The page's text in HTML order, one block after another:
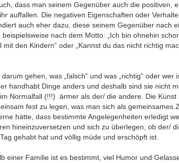
dass man seinem Gegenüber auch die positiven,
auffallen. Die negativen Eigenschaften oder
auch eher dazu, diese seinem Gegenüber nach
nach dem Motto: „Ich bin ohnehin
den Kindern“ oder „Kannst du das nicht richtig
gehen, was „falsch“ und was „richtig“ oder wer
handhabt Dinge anders und deshalb sind sie nicht
Normalfall (!!!) ärmer als der/ die andere. Die Kunst
fest zu legen, was man sich als gemeinsames
hätte, dass bestimmte Angelegenheiten erledigt
hineinzuversetzen und sich zu überlegen, ob der/
gehabt hat und völlig müde und erschöpft ist.
einer Familie ist es bestimmt, viel Humor und